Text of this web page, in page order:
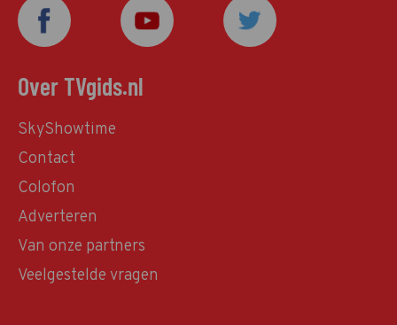
Over TVgids.nl
SkyShowtime
Contact
Colofon
Adverteren
Van onze partners
Veelgestelde vragen